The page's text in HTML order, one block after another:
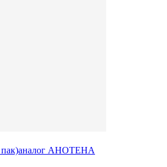
пак)аналог АНОТЕНА